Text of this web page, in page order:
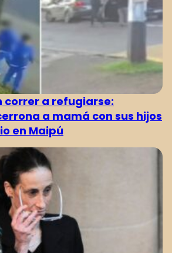
correr a refugiarse:
a mamá con sus hijos
en Maipú